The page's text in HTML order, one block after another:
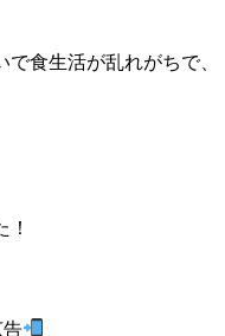
食生活が乱れがちで、
告